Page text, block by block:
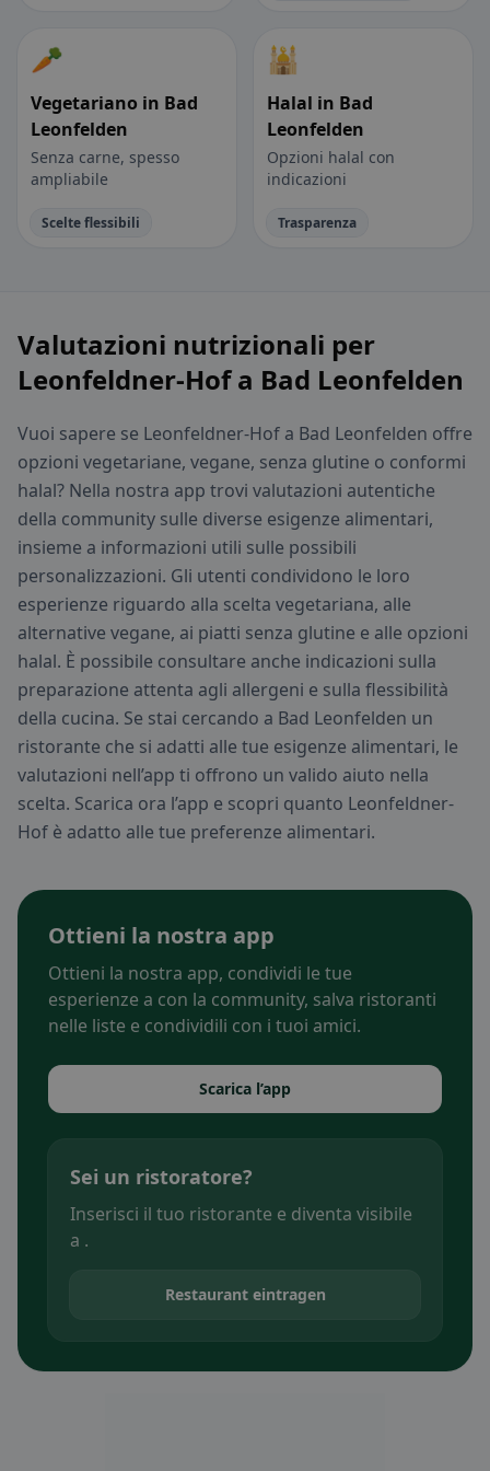
🥕
Vegetariano in Bad
Leonfelden
Senza carne, spesso
ampliabile
Scelte flessibili
🕌
Halal in Bad
Leonfelden
Opzioni halal con
indicazioni
Trasparenza
Valutazioni nutrizionali per
Leonfeldner-Hof a Bad Leonfelden
Vuoi sapere se Leonfeldner-Hof a Bad Leonfelden offre
opzioni vegetariane, vegane, senza glutine o conformi
halal? Nella nostra app trovi valutazioni autentiche
della community sulle diverse esigenze alimentari,
insieme a informazioni utili sulle possibili
personalizzazioni. Gli utenti condividono le loro
esperienze riguardo alla scelta vegetariana, alle
alternative vegane, ai piatti senza glutine e alle opzioni
halal. È possibile consultare anche indicazioni sulla
preparazione attenta agli allergeni e sulla flessibilità
della cucina. Se stai cercando a Bad Leonfelden un
ristorante che si adatti alle tue esigenze alimentari, le
valutazioni nell’app ti offrono un valido aiuto nella
scelta. Scarica ora l’app e scopri quanto Leonfeldner-
Hof è adatto alle tue preferenze alimentari.
Ottieni la nostra app
Ottieni la nostra app, condividi le tue
esperienze a con la community, salva ristoranti
nelle liste e condividili con i tuoi amici.
Scarica l’app
Sei un ristoratore?
Inserisci il tuo ristorante e diventa visibile
a .
Restaurant eintragen